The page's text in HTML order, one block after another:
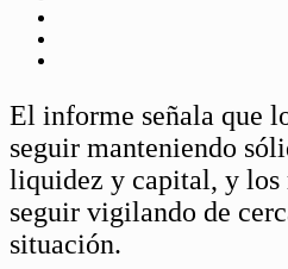
El informe señala que
seguir manteniendo
liquidez y capital, y los
seguir vigilando de
situación.